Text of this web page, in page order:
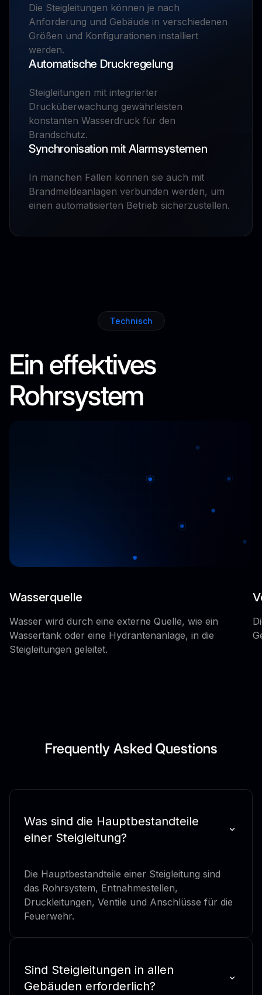
Die Steigleitungen können je nach
Anforderung und Gebäude in verschiedenen
Größen und Konfigurationen installiert
werden.
Automatische Druckregelung
Steigleitungen mit integrierter
Drucküberwachung gewährleisten
konstanten Wasserdruck für den
Brandschutz.
Synchronisation mit Alarmsystemen
In manchen Fällen können sie auch mit
Brandmeldeanlagen verbunden werden, um
einen automatisierten Betrieb sicherzustellen.
Technisch
Ein effektives
Rohrsystem
Wasserquelle
Wasser wird durch eine externe Quelle, wie ein
Wassertank oder eine Hydrantenanlage, in die
Steigleitungen geleitet.
Frequently Asked Questions
Was sind die Hauptbestandteile
einer Steigleitung?
Die Hauptbestandteile einer Steigleitung sind
das Rohrsystem, Entnahmestellen,
Druckleitungen, Ventile und Anschlüsse für die
Feuerwehr.
Sind Steigleitungen in allen
Gebäuden erforderlich?